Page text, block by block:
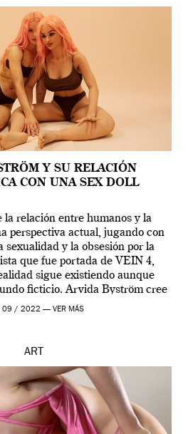
Y SU RELACIÓN
CON UNA SEX DOLL
la relación entre humanos y la
perspectiva actual, jugando con
sexualidad y la obsesión por la
que fue portada de VEIN 4,
sigue existiendo aunque
ficticio. Arvida Byström cree
tienen un complejo […]
09 / 2022 — VER MÁS
ART